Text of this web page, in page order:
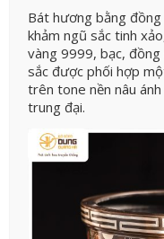
Bát hương bằng
khảm ngũ sắc tinh
vàng 9999, bạc,
sắc được phối hợp
trên tone nền nâu
trung đại.